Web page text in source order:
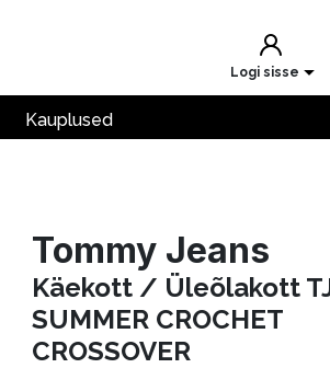
Logi sisse
Kauplused
Tommy Jeans
Käekott / Üleõlakott
SUMMER CROCHET
CROSSOVER